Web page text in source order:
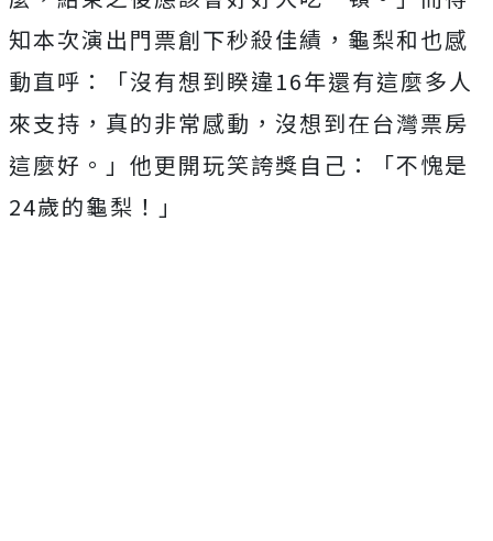
知本次演出門票創下秒殺佳績，龜梨和也感
動直呼：「沒有想到睽違16年還有這麼多人
來支持，真的非常感動， 沒想到在台灣票房
這麼好。」他更開玩笑誇獎自己：「不愧是
24歲的龜梨！」